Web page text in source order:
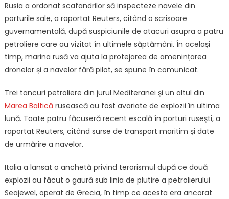
Rusia a ordonat scafandrilor să inspecteze navele din
porturile sale, a raportat Reuters, citând o scrisoare
guvernamentală, după suspiciunile de atacuri asupra a patru
petroliere care au vizitat în ultimele săptămâni. În același
timp, marina rusă va ajuta la protejarea de amenințarea
dronelor și a navelor fără pilot, se spune în comunicat.
Trei tancuri petroliere din jurul Mediteranei și un altul din
Marea Balticărusească au fost avariate de explozii în ultima
lună. Toate patru făcuseră recent escală în porturi rusești, a
raportat Reuters, citând surse de transport maritim și date
de urmărire a navelor.
Italia a lansat o anchetă privind terorismul după ce două
explozii au făcut o gaură sub linia de plutire a petrolierului
Seajewel, operat de Grecia, în timp ce acesta era ancorat